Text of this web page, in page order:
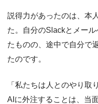
説得力があったのは、本
た。自分のSlackとメー
たものの、途中で自分で
たのです。
「私たちは人とのやり取
AIに外注することは、当